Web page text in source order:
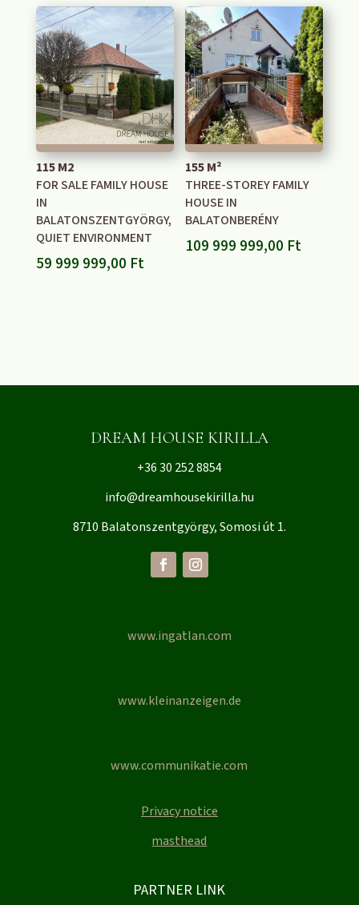
999,00
999
999,00
115 M2
FOR SALE FAMILY HOUSE
IN
BALATONSZENTGYÖRGY,
QUIET ENVIRONMENT
59 999 999,00 Ft
155 M²
THREE-STOREY FAMILY
HOUSE IN
BALATONBERÉNY
109 999 999,00 Ft
DREAM HOUSE KIRILLA
+36 30 252 8854
info@dreamhousekirilla.hu
8710 Balatonszentgyörgy, Somosi út 1.
www.ingatlan.com
www.kleinanzeigen.de
www.communikatie.com
Privacy notice
masthead
PARTNER LINK